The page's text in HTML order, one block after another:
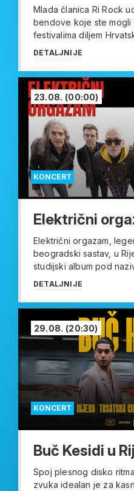
Mlada članica Ri Rock
bendove koje ste
festivalima diljem
DETALJNIJE
KONCERT
23.08. (00:00)
Električni
Električni orgazam,
beogradski sastav, u
studijski album pod
DETALJNIJE
KONCERT
29.08. (20:30)
Buč Kesidi u
Spoj plesnog disko
zvuka idealan je za